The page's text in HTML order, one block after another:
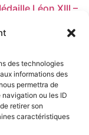
des technologies
informations des
permettra de
ou les ID
retirer son
caractéristiques
Léon XIII –
panier